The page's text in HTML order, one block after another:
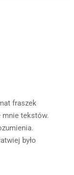
fraszek
mnie tekstów.
było